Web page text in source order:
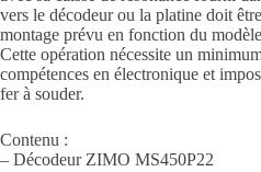
vers le décodeur ou la platine doit
montage prévu en fonction du
Cette opération nécessite un
compétences en électronique et
fer à souder.
Contenu :
– Décodeur ZIMO MS450P22